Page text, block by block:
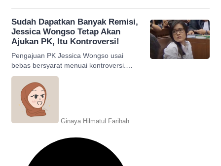
Sudah Dapatkan Banyak Remisi,
Jessica Wongso Tetap Akan
Ajukan PK, Itu Kontroversi!
Pengajuan PK Jessica Wongso usai
bebas bersyarat menuai kontroversi.
Bisa jadi tidak berhasil? Ikuti
selengkapnya!
Ginaya Hilmatul Farihah